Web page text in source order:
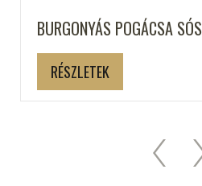
BURGONYÁS POGÁCSA SÓS
RÉSZLETEK